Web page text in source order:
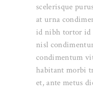
scelerisque
at urna
id nibh tortor id
nisl
condimentum
habitant morbi
et, ante metus